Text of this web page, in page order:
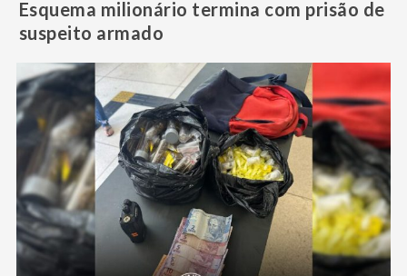
Esquema milionário termina com prisão de
suspeito armado